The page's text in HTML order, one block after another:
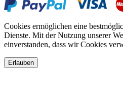
Cookies ermöglichen eine
Dienste. Mit der Nutzung unserer
einverstanden, dass wir Cookies
Erlauben